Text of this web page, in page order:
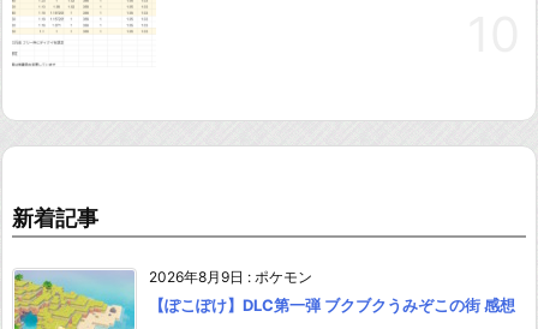
新着記事
2026年8月9日 : ポケモン
【ぽこぽけ】DLC第一弾 ブクブクうみぞこの街 感想